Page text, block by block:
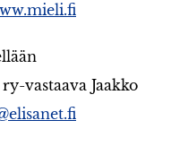
vastaava Jaakko